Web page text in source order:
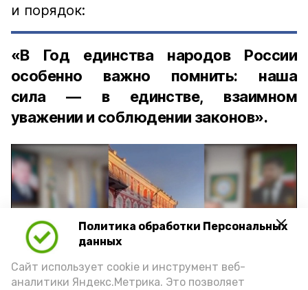
Политика обработки Персональных
данных
Сайт использует cookie и инструмент веб-
аналитики Яндекс.Метрика. Это позволяет
и порядок:
«В Год единства народов России
особенно важно помнить: наша
сила — в единстве, взаимном
уважении и соблюдении законов».
Play
Video